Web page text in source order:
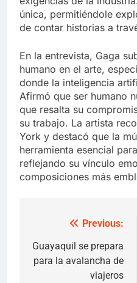
única, permitiéndole
de contar historias a
En la entrevista, Gaga
humano en el arte,
donde la inteligencia
Afirmó que ser humano
que resalta su
su trabajo. La artista
York y destacó que la
herramienta esencial
reflejando su vínculo
composiciones más
navigation
Previous:
Guayaquil se prepara
para la avalancha de
viajeros